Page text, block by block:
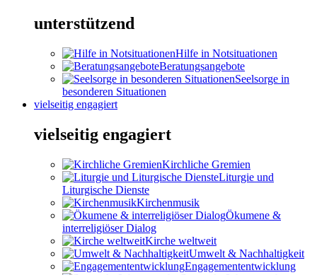
unterstützend
Hilfe in Notsituationen
Beratungsangebote
Seelsorge in
besonderen Situationen
vielseitig engagiert
vielseitig engagiert
Kirchliche Gremien
Liturgie und
Liturgische Dienste
Kirchenmusik
Ökumene &
interreligiöser Dialog
Kirche weltweit
Umwelt & Nachhaltigkeit
Engagemententwicklung